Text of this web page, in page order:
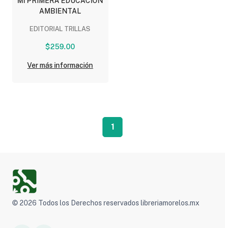
AMBIENTAL
EDITORIAL TRILLAS
$259.00
Ver más información
1
© 2026 Todos los Derechos reservados libreriamorelos.mx